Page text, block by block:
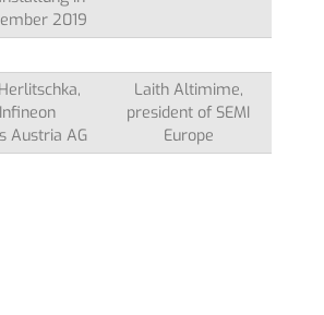
2019
Austria AG
Laith Altimime,
president of SEMI
Europe